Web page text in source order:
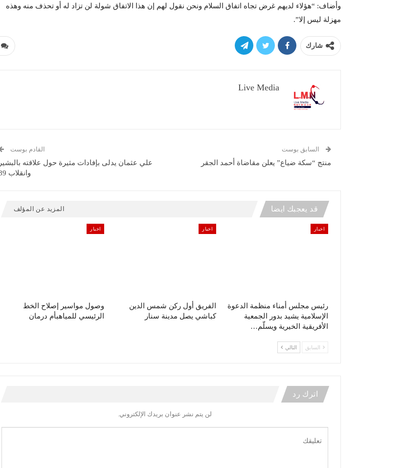
وأضاف: “هؤلاء لديهم غرض تجاه اتفاق السلام ونحن نقول لهم إن هذا الاتفاق شولة لن تزاد له أو تحذف منه وهذه
مهزلة ليس إلا”.
شارك
Live Media
السابق بوست
منتج “سكة ضياع” يعلن مقاضاة أحمد الجقر
القادم بوست
علي عثمان يدلى بإفادات مثيرة حول علاقته بالبشير
وانقلاب 89
قد يعجبك ايضا المزيد عن المؤلف
اخبار
رئيس مجلس أمناء منظمة الدعوة
الإسلامية يشيد بدور الجمعية
الأفريقية الخيرية ويسلّم…
اخبار
الفريق أول ركن شمس الدين
كباشي يصل مدينة سنار
اخبار
وصول مواسير إصلاح الخط
الرئيسي للمياهبأم درمان
السابق التالي
اترك رد
لن يتم نشر عنوان بريدك الإلكتروني.